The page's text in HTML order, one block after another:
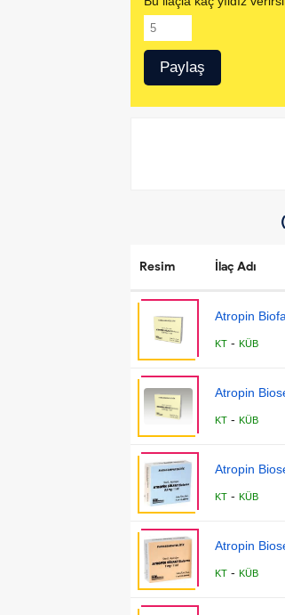
Resim İlaç Adı
Atropin
KT - KÜB
Atropin
KT - KÜB
Atropin
KT - KÜB
Atropin
KT - KÜB